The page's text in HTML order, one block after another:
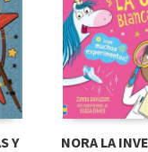
Y
NORA LA